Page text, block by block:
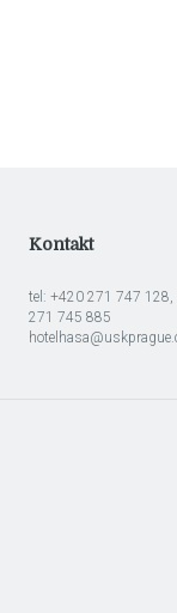
Kontakt
tel: +420 271 747 128,
271 745 885